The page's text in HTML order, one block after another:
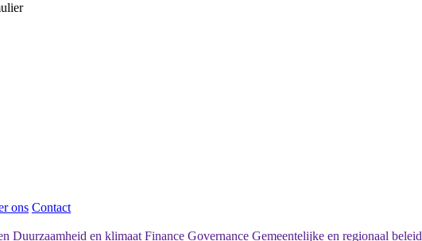
ons Contact
Duurzaamheid en klimaat Finance Governance Gemeentelijke en regionaal beleid